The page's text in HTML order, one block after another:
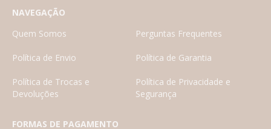
NAVEGAÇÃO
Quem Somos
Perguntas Frequentes
Política de Envio Política de Garantia
Política de Trocas e
Devoluções
Política de Privacidade e
Segurança
FORMAS DE PAGAMENTO